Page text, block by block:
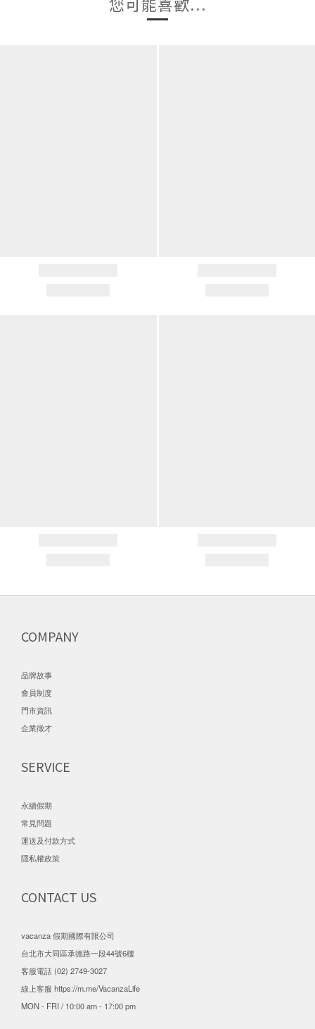
COMPANY
品牌故事
會員制度
門市資訊
企業徵才
SERVICE
永續假期
常見問題
運送及付款方式
隱私權政策
CONTACT US
vacanza 假期國際有限公司
台北市大同區承德路一段44號6樓
客服電話 (02) 2749-3027
線上客服 https://m.me/VacanzaLife
MON - FRI / 10:00 am - 17:00 pm